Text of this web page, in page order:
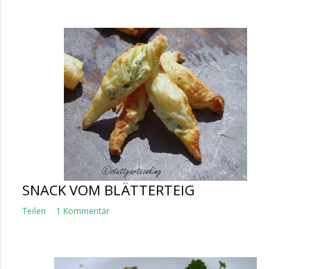
SNACK VOM BLÄTTERTEIG
Teilen 1 Kommentar